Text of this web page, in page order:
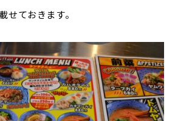
せておきます。